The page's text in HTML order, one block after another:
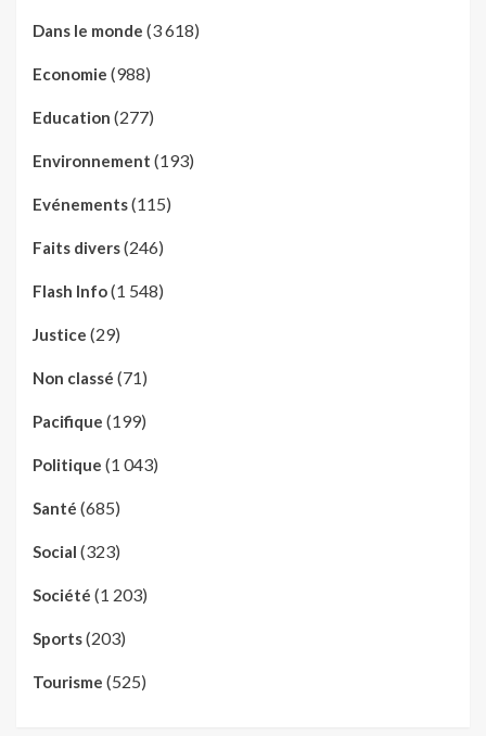
Dans le monde (3 618)
Economie (988)
Education (277)
Environnement (193)
Evénements(115)
Faits divers(246)
Flash Info(1 548)
Justice (29)
Non classé (71)
Pacifique (199)
Politique (1 043)
Santé (685)
Social (323)
Société (1 203)
Sports(203)
Tourisme (525)